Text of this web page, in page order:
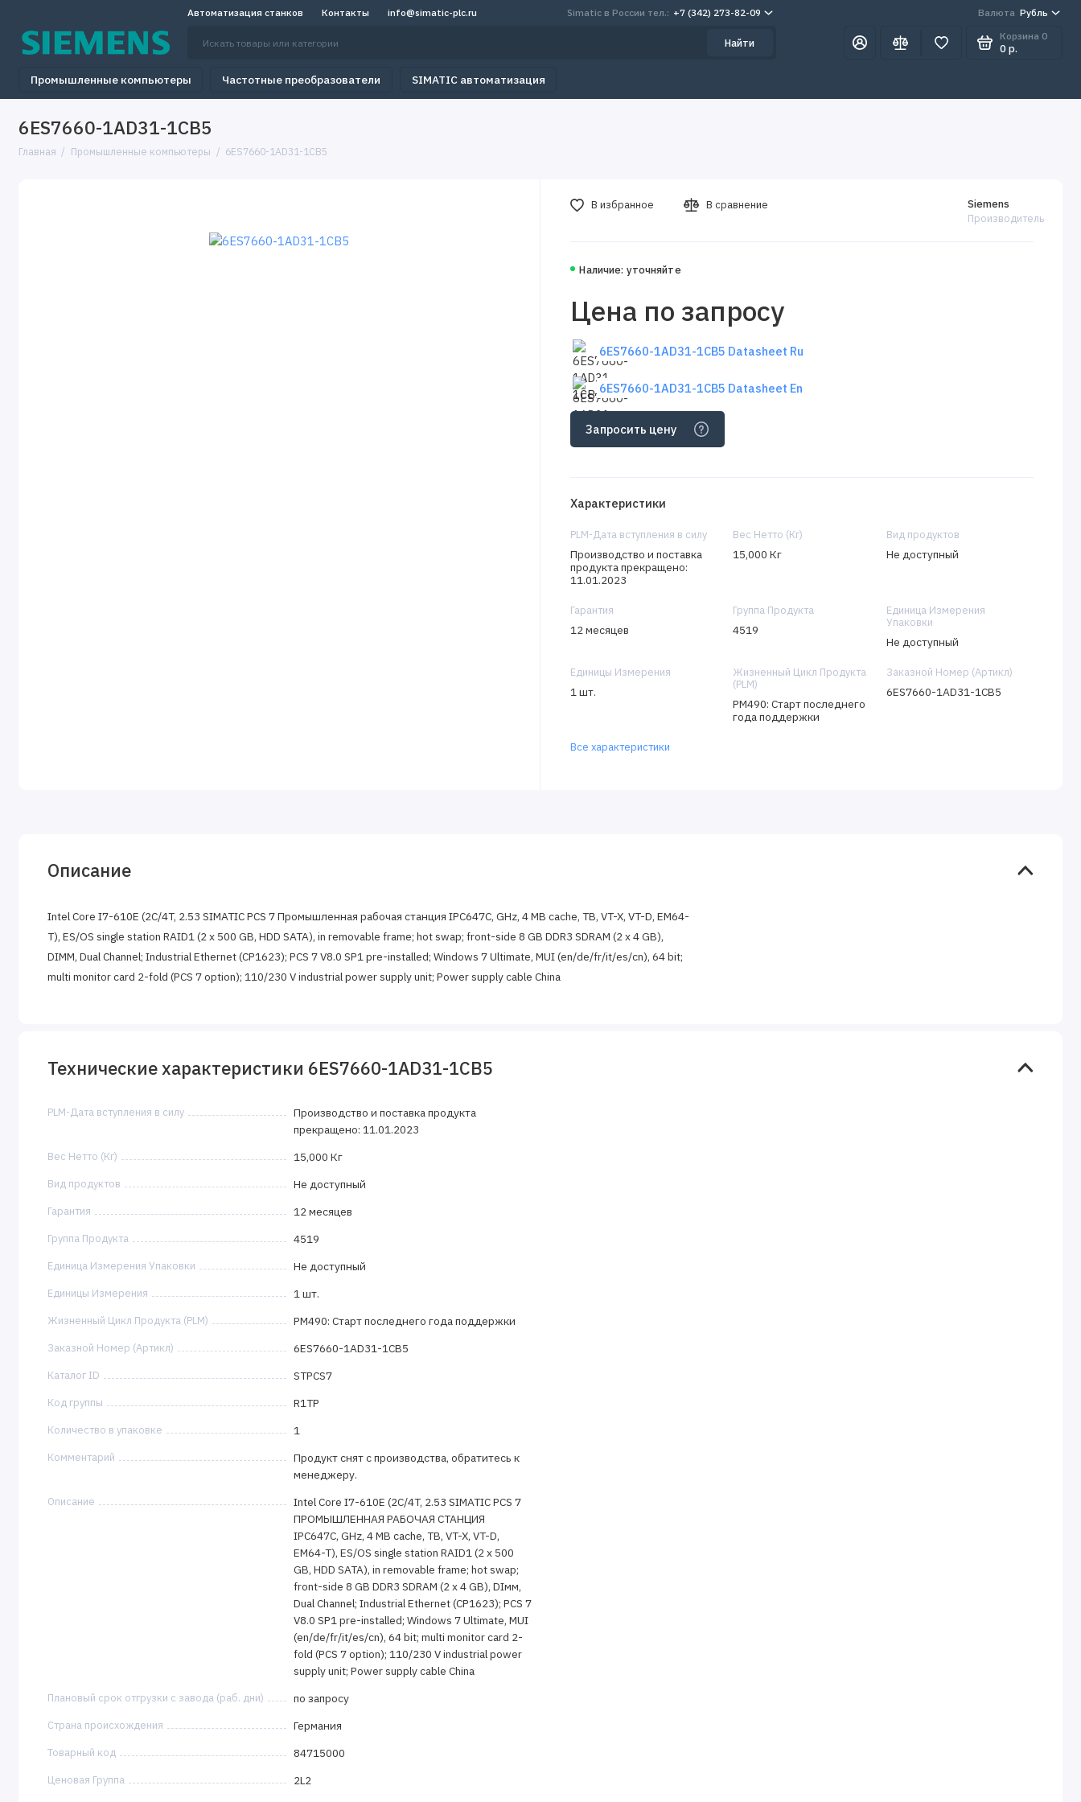
Автоматизация станков Контакты info@simatic-plc.ru Simatic в России тел.: +7 (342) 273-82-09 Валюта Рубль
Найти
Корзина 0
0 р.
Промышленные компьютеры Частотные преобразователи SIMATIC автоматизация
6ES7660-1AD31-1CB5
Главная Промышленные компьютеры 6ES7660-1AD31-1CB5
Наличие: уточняйте
Siemens
Производитель
Цена по запросу
6ES7660-1AD31-1CB5 Datasheet Ru
6ES7660-1AD31-1CB5 Datasheet En
Запросить цену
В избранное В сравнение
Характеристики
PLM-Дата вступления в силу
Производство и поставка
продукта прекращено:
11.01.2023
Вес Нетто (Кг)
15,000 Кг
Вид продуктов
Не доступный
Гарантия
12 месяцев
Группа Продукта
4519
Единица Измерения
Упаковки
Не доступный
Единицы Измерения
1 шт.
Жизненный Цикл Продукта
(PLM)
PM490: Старт последнего
года поддержки
Заказной Номер (Артикл)
6ES7660-1AD31-1CB5
Все характеристики
Описание
Intel Core I7-610E (2C/4T, 2.53 SIMATIC PCS 7 Промышленная рабочая станция IPC647C, GHz, 4 MB cache, TB, VT-X, VT-D, EM64-
T), ES/OS single station RAID1 (2 x 500 GB, HDD SATA), in removable frame; hot swap; front-side 8 GB DDR3 SDRAM (2 x 4 GB),
DIMM, Dual Channel; Industrial Ethernet (CP1623); PCS 7 V8.0 SP1 pre-installed; Windows 7 Ultimate, MUI (en/de/fr/it/es/cn), 64 bit;
multi monitor card 2-fold (PCS 7 option); 110/230 V industrial power supply unit; Power supply cable China
Технические характеристики 6ES7660-1AD31-1CB5
PLM-Дата вступления в силу
Производство и поставка продукта
прекращено: 11.01.2023
Вес Нетто (Кг) 15,000 Кг
Вид продуктов Не доступный
Гарантия 12 месяцев
Группа Продукта 4519
Единица Измерения Упаковки Не доступный
Единицы Измерения 1 шт.
Жизненный Цикл Продукта (PLM) PM490: Старт последнего года поддержки
Заказной Номер (Артикл) 6ES7660-1AD31-1CB5
Каталог ID STPCS7
Код группы R1TP
Количество в упаковке 1
Комментарий
Продукт снят с производства, обратитесь к
менеджеру.
Описание
Intel Core I7-610E (2C/4T, 2.53 SIMATIC PCS 7
ПРОМЫШЛЕННАЯ РАБОЧАЯ СТАНЦИЯ
IPC647C, GHz, 4 MB cache, TB, VT-X, VT-D,
EM64-T), ES/OS single station RAID1 (2 x 500
GB, HDD SATA), in removable frame; hot swap;
front-side 8 GB DDR3 SDRAM (2 x 4 GB), DIмм,
Dual Channel; Industrial Ethernet (CP1623); PCS 7
V8.0 SP1 pre-installed; Windows 7 Ultimate, MUI
(en/de/fr/it/es/cn), 64 bit; multi monitor card 2-
fold (PCS 7 option); 110/230 V industrial power
supply unit; Power supply cable China
Плановый срок отгрузки с завода (раб. дни) по запросу
Страна происхождения Германия
Товарный код 84715000
Ценовая Группа 2L2